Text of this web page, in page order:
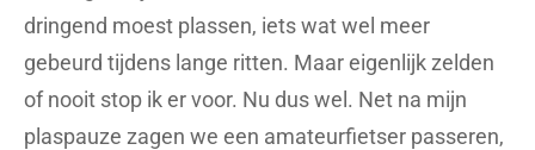
dringend moest plassen, iets wat wel meer
gebeurd tijdens lange ritten. Maar eigenlijk zelden
of nooit stop ik er voor. Nu dus wel. Net na mijn
plaspauze zagen we een amateurfietser passeren,